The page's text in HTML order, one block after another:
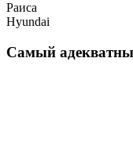
Раиса
Hyundai
Самый